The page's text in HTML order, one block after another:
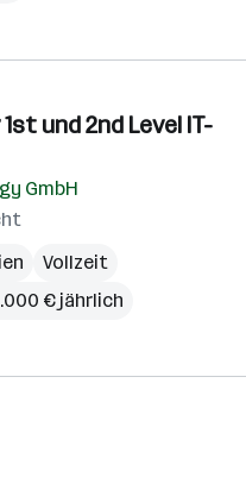
und 2nd Level IT-
GmbH
Vollzeit
€ jährlich